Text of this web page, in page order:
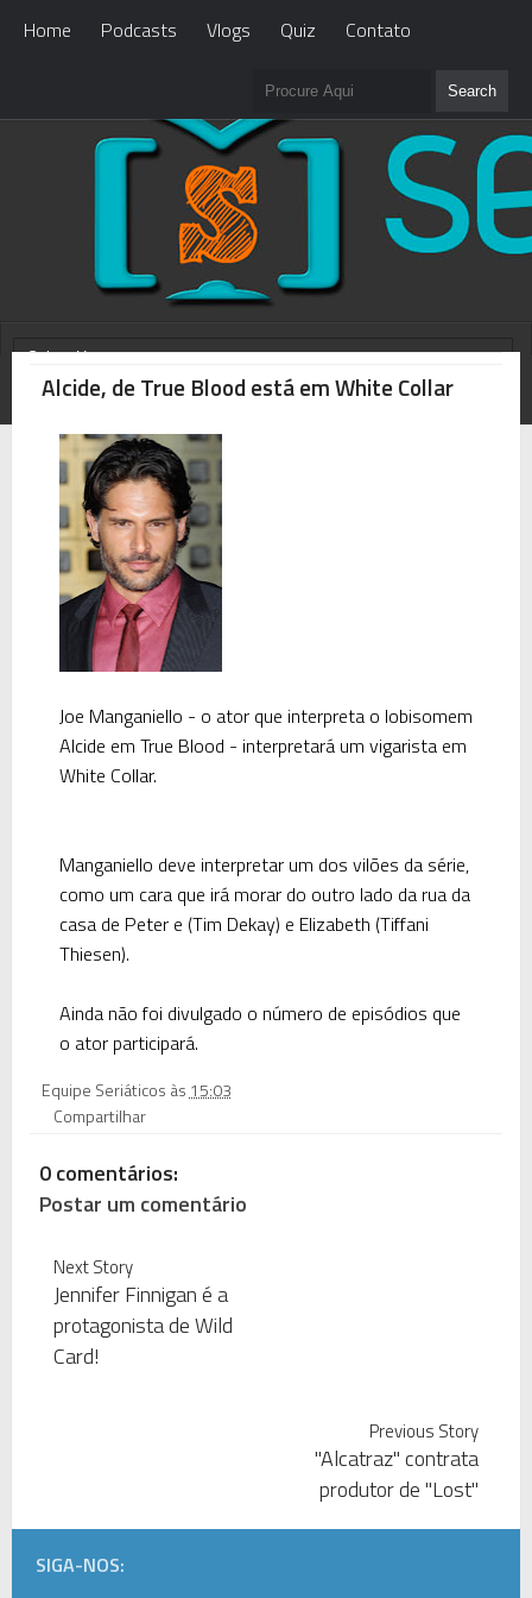
Home Podcasts Vlogs Quiz Contato
WHAT'S NEW? Loading...
Alcide, de True Blood está em White Collar
Joe Manganiello - o ator que interpreta o lobisomem
Alcide em True Blood - interpretará um vigarista em
White Collar.
Manganiello deve interpretar um dos vilões da série,
como um cara que irá morar do outro lado da rua da
casa de Peter e (Tim Dekay) e Elizabeth (Tiffani
Thiesen).
Ainda não foi divulgado o número de episódios que
o ator participará.
Equipe Seriáticos às 15:03
Compartilhar
0 comentários:
Postar um comentário
Next Story
Jennifer Finnigan é a
protagonista de Wild
Card!
Previous Story
"Alcatraz" contrata
produtor de "Lost"
SIGA-NOS: